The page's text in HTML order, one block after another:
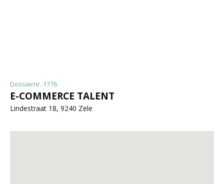
Dossiernr. 1776
E-COMMERCE TALENT
Lindestraat 18, 9240 Zele